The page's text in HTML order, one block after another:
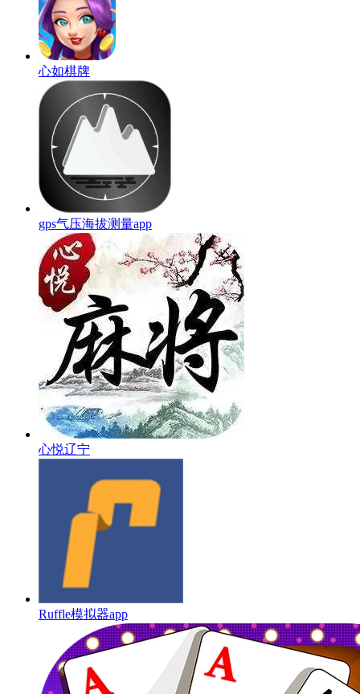
心如棋牌
gps气压海拔测量app
心悦辽宁
Ruffle模拟器app